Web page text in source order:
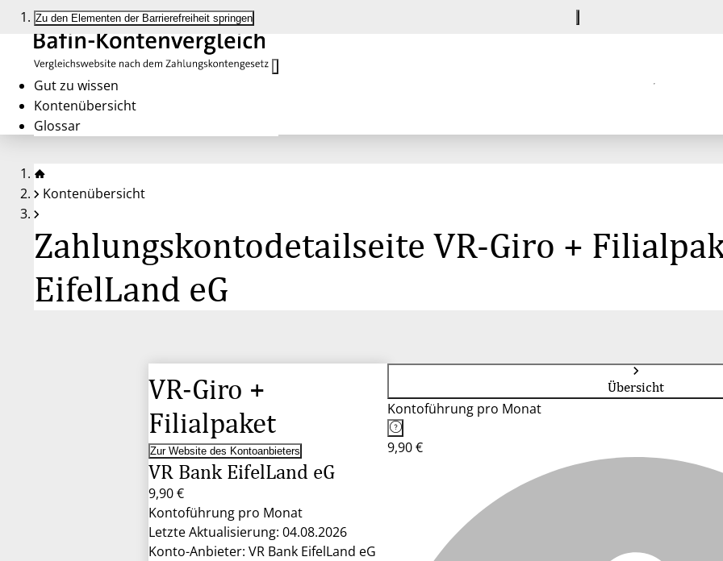
Zu den Elementen der Barrierefreiheit springen
Gut zu wissen
Kontenübersicht
Glossar
Kontenübersicht
Zahlungskontodetailseite VR-Giro +
EifelLand eG
VR-Giro +
Filialpaket
Zur Website des Kontoanbieters
VR Bank EifelLand eG
9,90 €
Kontoführung pro Monat
Letzte Aktualisierung: 04.08.2026
Konto-Anbieter: VR Bank EifelLand eG
Übersicht
Kontoführung pro Monat
9,90 €